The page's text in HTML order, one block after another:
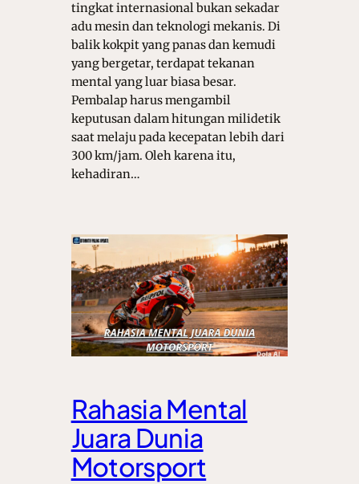
tingkat internasional bukan sekadar
adu mesin dan teknologi mekanis. Di
balik kokpit yang panas dan kemudi
yang bergetar, terdapat tekanan
mental yang luar biasa besar.
Pembalap harus mengambil
keputusan dalam hitungan milidetik
saat melaju pada kecepatan lebih dari
300 km/jam. Oleh karena itu,
kehadiran…
Rahasia Mental
Juara Dunia
Motorsport